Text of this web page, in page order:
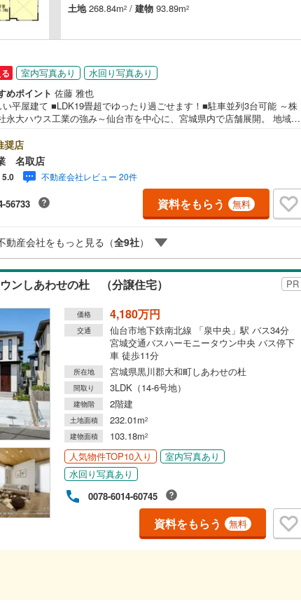
土地268.84m2 / 建物 93.89m2
室内写真あり
水回り写真あり
めポイント 佐藤 雅也
平屋建て ■LDK19畳超でゆったり過ごせます！■駐車並列3台可能 ～株
永大ハウス工業の強み～仙台市を中心に、宮城県内で店舗展開。 地域密
着だからできる“本当に役立つ提案”戸建・マンション・土地まで幅広く対
らに、学校区・買い物環境・交通利便性・子育て環境など、 実際の暮ら
据えた情報をご提供します。「住んでから後悔しないためのご提案」を
しています。■ 住まいのことを“まとめて相談できる安心感”【購入】【売
【住み替え】【リフォーム】までワンストップ対応。 住宅ローンや税金な
門的な内容も、分かりやすく丁寧にご説明いたします。初めての不動産
の方でも、安心して一歩を踏み出せます。各店舗にはキッズスペースを完
地見学・ご相談も随時受付中です。ぜひお気軽にお問い合わせくださ
奨店
名取店
5.0 不動産会社レビュー 20件
56733 資料をもらう 無料
動産会社をもっと見る（全9社）
ンしあわせの杜 （分譲住宅） PR
価格 4,180万円
交通
仙台市地下鉄南北線 「泉中央」駅 バス34分
宮城交通バスハーモニータウン中央 バス停下
車 徒歩11分
所在地 宮城県黒川郡大和町しあわせの杜
間取り 3LDK（14-6号地）
建物階 2階建
土地面積 232.01m2
建物面積 103.18m2
人気物件TOP10入り
室内写真あり
水回り写真あり
0078-6014-60745
資料をもらう 無料